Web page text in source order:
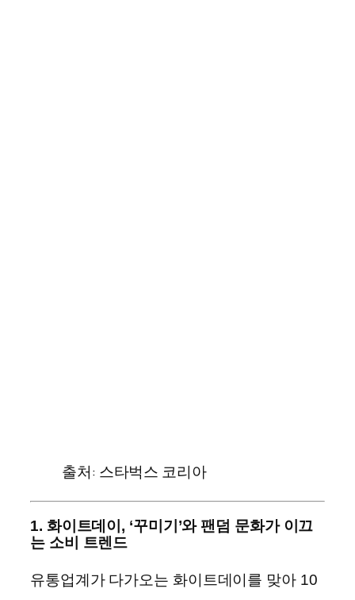
출처: 스타벅스 코리아
1. 화이트데이, ‘꾸미기’와 팬덤 문화가 이끄
는 소비 트렌드
유통업계가 다가오는 화이트데이를 맞아 10